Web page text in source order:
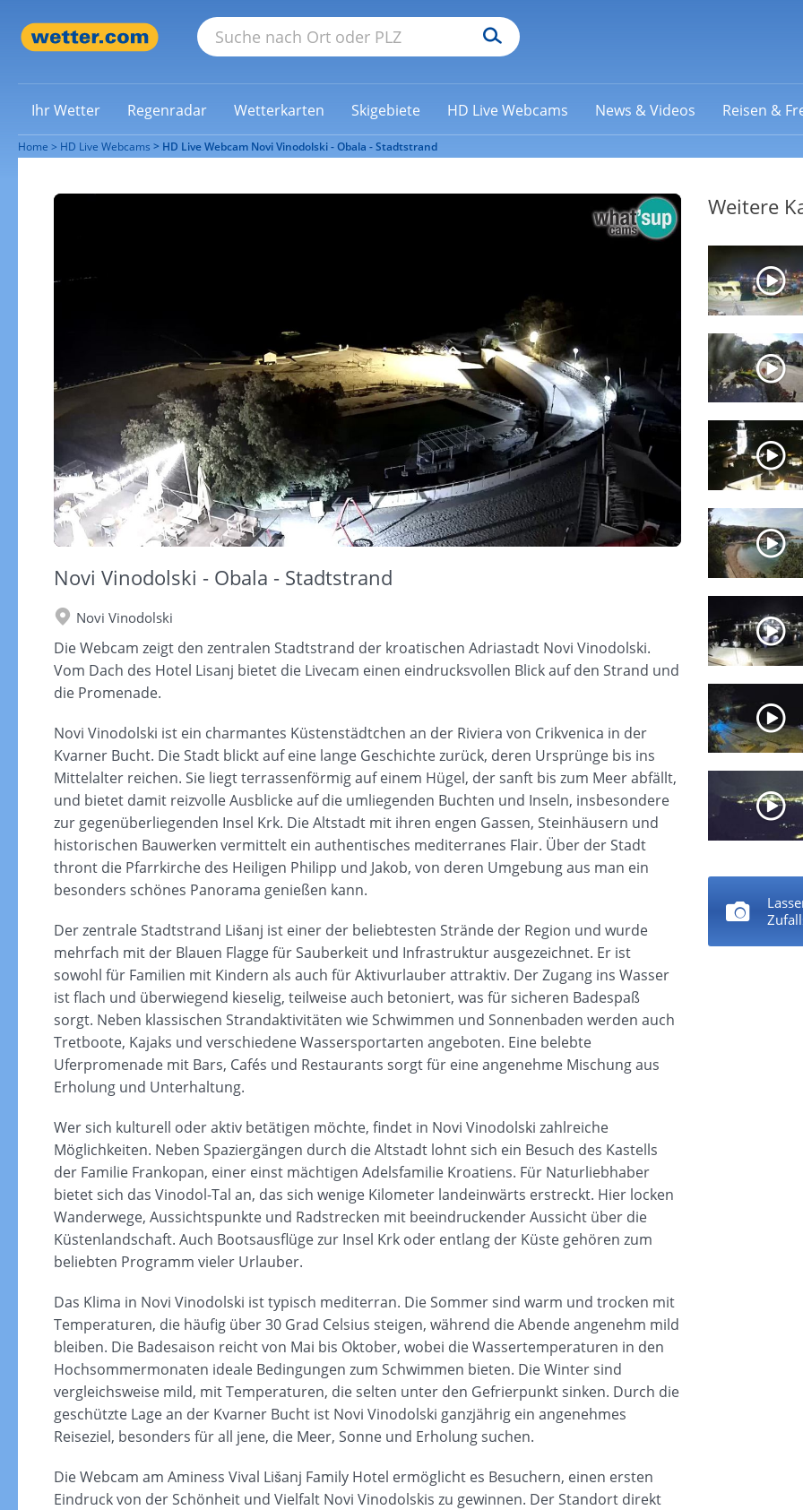
Ihr Wetter Regenradar Wetterkarten Skigebiete HD Live Webcams News & Videos Reisen &
Home HD Live Webcams HD Live Webcam Novi Vinodolski - Obala - Stadtstrand
Novi Vinodolski - Obala - Stadtstrand
Novi Vinodolski
Die Webcam zeigt den zentralen Stadtstrand der kroatischen Adriastadt Novi Vinodolski.
Vom Dach des Hotel Lisanj bietet die Livecam einen eindrucksvollen Blick auf den Strand und
die Promenade.
Novi Vinodolski ist ein charmantes Küstenstädtchen an der Riviera von Crikvenica in der
Kvarner Bucht. Die Stadt blickt auf eine lange Geschichte zurück, deren Ursprünge bis ins
Mittelalter reichen. Sie liegt terrassenförmig auf einem Hügel, der sanft bis zum Meer abfällt,
und bietet damit reizvolle Ausblicke auf die umliegenden Buchten und Inseln, insbesondere
zur gegenüberliegenden Insel Krk. Die Altstadt mit ihren engen Gassen, Steinhäusern und
historischen Bauwerken vermittelt ein authentisches mediterranes Flair. Über der Stadt
thront die Pfarrkirche des Heiligen Philipp und Jakob, von deren Umgebung aus man ein
besonders schönes Panorama genießen kann.
Der zentrale Stadtstrand Lišanj ist einer der beliebtesten Strände der Region und wurde
mehrfach mit der Blauen Flagge für Sauberkeit und Infrastruktur ausgezeichnet. Er ist
sowohl für Familien mit Kindern als auch für Aktivurlauber attraktiv. Der Zugang ins Wasser
ist flach und überwiegend kieselig, teilweise auch betoniert, was für sicheren Badespaß
sorgt. Neben klassischen Strandaktivitäten wie Schwimmen und Sonnenbaden werden auch
Tretboote, Kajaks und verschiedene Wassersportarten angeboten. Eine belebte
Uferpromenade mit Bars, Cafés und Restaurants sorgt für eine angenehme Mischung aus
Erholung und Unterhaltung.
Wer sich kulturell oder aktiv betätigen möchte, findet in Novi Vinodolski zahlreiche
Möglichkeiten. Neben Spaziergängen durch die Altstadt lohnt sich ein Besuch des Kastells
der Familie Frankopan, einer einst mächtigen Adelsfamilie Kroatiens. Für Naturliebhaber
bietet sich das Vinodol-Tal an, das sich wenige Kilometer landeinwärts erstreckt. Hier locken
Wanderwege, Aussichtspunkte und Radstrecken mit beeindruckender Aussicht über die
Küstenlandschaft. Auch Bootsausflüge zur Insel Krk oder entlang der Küste gehören zum
beliebten Programm vieler Urlauber.
Das Klima in Novi Vinodolski ist typisch mediterran. Die Sommer sind warm und trocken mit
Temperaturen, die häufig über 30 Grad Celsius steigen, während die Abende angenehm mild
bleiben. Die Badesaison reicht von Mai bis Oktober, wobei die Wassertemperaturen in den
Hochsommermonaten ideale Bedingungen zum Schwimmen bieten. Die Winter sind
vergleichsweise mild, mit Temperaturen, die selten unter den Gefrierpunkt sinken. Durch die
geschützte Lage an der Kvarner Bucht ist Novi Vinodolski ganzjährig ein angenehmes
Reiseziel, besonders für all jene, die Meer, Sonne und Erholung suchen.
Die Webcam am Aminess Vival Lišanj Family Hotel ermöglicht es Besuchern, einen ersten
Eindruck von der Schönheit und Vielfalt Novi Vinodolskis zu gewinnen. Der Standort direkt
Weitere